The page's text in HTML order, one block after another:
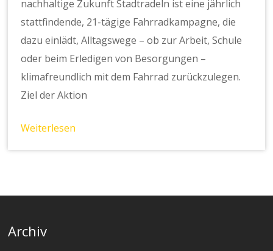
nachhaltige Zukunft Stadtradeln ist eine jährlich
stattfindende, 21-tägige Fahrradkampagne, die
dazu einlädt, Alltagswege – ob zur Arbeit, Schule
oder beim Erledigen von Besorgungen –
klimafreundlich mit dem Fahrrad zurückzulegen.
Ziel der Aktion
Weiterlesen
Archiv